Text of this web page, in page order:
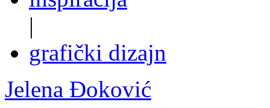
|
grafički dizajn
Jelena Đoković